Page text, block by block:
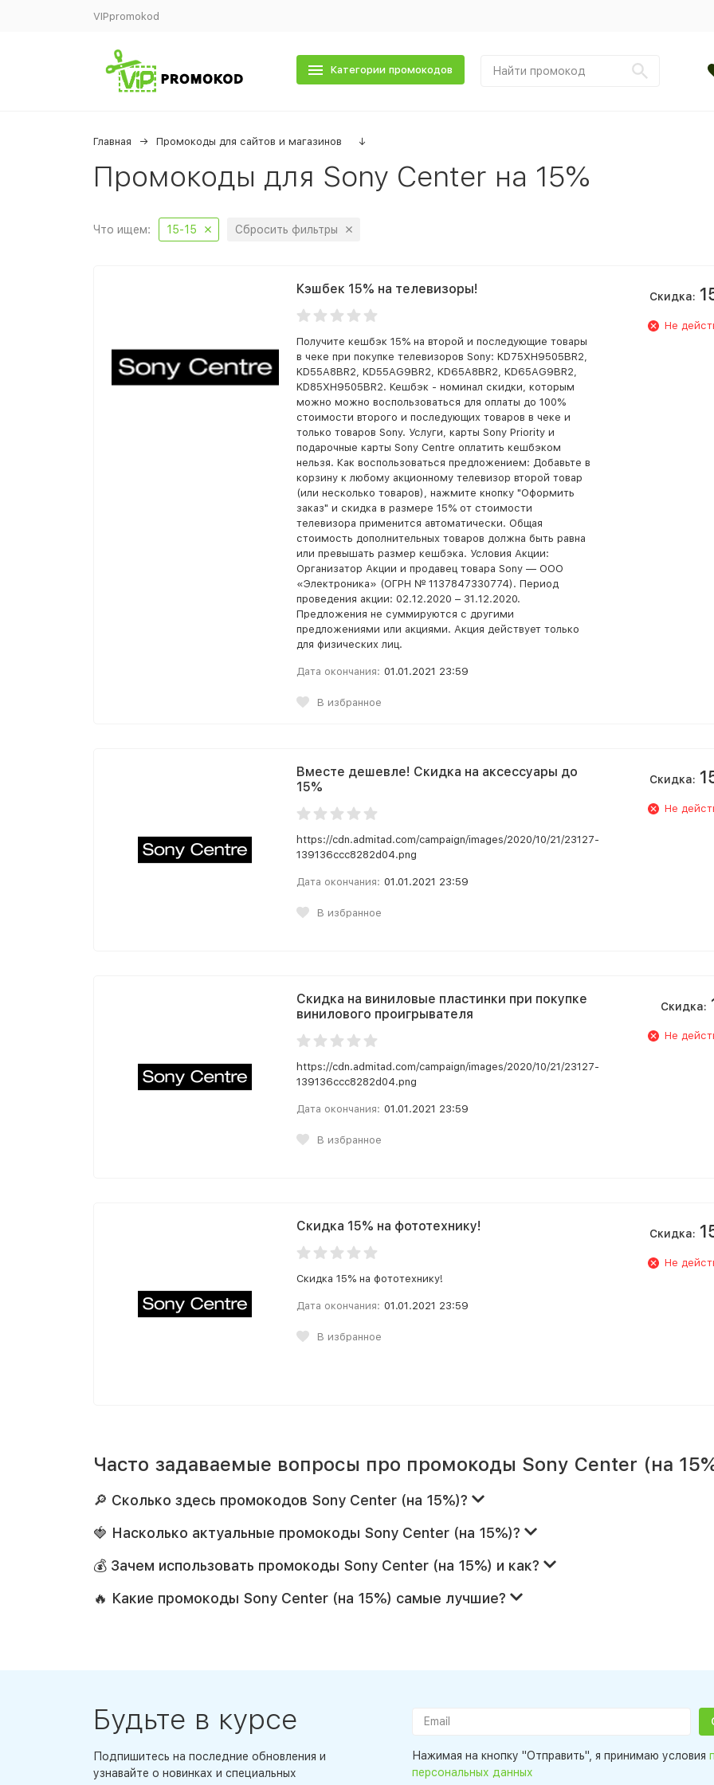
VIPpromokod
Категории промокодов
Главная Промокоды для сайтов и магазинов ↓
Промокоды для Sony Center на 15%
Что ищем: 15-15 Сбросить фильтры
Кэшбек 15% на телевизоры!
Получите кешбэк 15% на второй и последующие товары
в чеке при покупке телевизоров Sony: KD75XH9505BR2,
KD55A8BR2, KD55AG9BR2, KD65A8BR2, KD65AG9BR2,
KD85XH9505BR2. Кешбэк - номинал скидки, которым
можно можно воспользоваться для оплаты до 100%
стоимости второго и последующих товаров в чеке и
только товаров Sony. Услуги, карты Sony Priority и
подарочные карты Sony Centre оплатить кешбэком
нельзя. Как воспользоваться предложением: Добавьте в
корзину к любому акционному телевизор второй товар
(или несколько товаров), нажмите кнопку "Оформить
заказ" и скидка в размере 15% от стоимости
телевизора применится автоматически. Общая
стоимость дополнительных товаров должна быть равна
или превышать размер кешбэка. Условия Акции:
Организатор Акции и продавец товара Sony — ООО
«Электроника» (ОГРН № 1137847330774). Период
проведения акции: 02.12.2020 – 31.12.2020.
Предложения не суммируются с другими
предложениями или акциями. Акция действует только
для физических лиц.
Дата окончания: 01.01.2021 23:59
В избранное
Скидка:
Не
Вместе дешевле! Скидка на аксессуары до
15%
https://cdn.admitad.com/campaign/images/2020/10/21/23127-
139136ccc8282d04.png
Дата окончания: 01.01.2021 23:59
В избранное
Скидка:
Не
Скидка на виниловые пластинки при покупке
винилового проигрывателя
https://cdn.admitad.com/campaign/images/2020/10/21/23127-
139136ccc8282d04.png
Дата окончания: 01.01.2021 23:59
В избранное
Скидка:
Не
Скидка 15% на фототехнику!
Скидка 15% на фототехнику!
Дата окончания: 01.01.2021 23:59
В избранное
Скидка:
Не
Часто задаваемые вопросы про промокоды Sony Center (на
🔎 Сколько здесь промокодов Sony Center (на 15%)?
🍓 Насколько актуальные промокоды Sony Center (на 15%)?
💰 Зачем использовать промокоды Sony Center (на 15%) и как?
🔥 Какие промокоды Sony Center (на 15%) самые лучшие?
Будьте в курсе
Подпишитесь на последние обновления и
узнавайте о новинках и специальных
Нажимая на кнопку "Отправить", я принимаю условия
персональных данных